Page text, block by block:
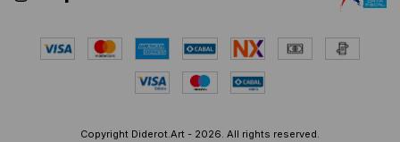
Copyright Diderot.Art - 2026. All rights reserved.